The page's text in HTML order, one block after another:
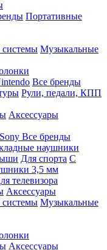
Портативные
системы Музыкальные
Все бренды
Рули, педали, КПП
Аксессуары
Sony Все бренды
наушники
Для спорта С
3,5 мм
телевизора
Аксессуары
системы Музыкальные
Аксессуары